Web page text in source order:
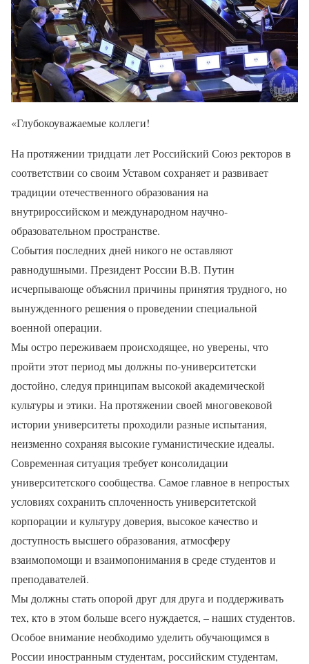
«Глубокоуважаемые коллеги!
На протяжении тридцати лет Российский Союз ректоров в
соответствии со своим Уставом сохраняет и развивает
традиции отечественного образования на
внутрироссийском и международном научно-
образовательном пространстве.
События последних дней никого не оставляют
равнодушными. Президент России В.В. Путин
исчерпывающе объяснил причины принятия трудного, но
вынужденного решения о проведении специальной
военной операции.
Мы остро переживаем происходящее, но уверены, что
пройти этот период мы должны по-университетски
достойно, следуя принципам высокой академической
культуры и этики. На протяжении своей многовековой
истории университеты проходили разные испытания,
неизменно сохраняя высокие гуманистические идеалы.
Современная ситуация требует консолидации
университетского сообщества. Самое главное в непростых
условиях сохранить сплоченность университетской
корпорации и культуру доверия, высокое качество и
доступность высшего образования, атмосферу
взаимопомощи и взаимопонимания в среде студентов и
преподавателей.
Мы должны стать опорой друг для друга и поддерживать
тех, кто в этом больше всего нуждается, – наших студентов.
Особое внимание необходимо уделить обучающимся в
России иностранным студентам, российским студентам,